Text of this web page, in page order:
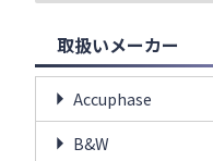
取扱いメーカー
Accuphase
B&W